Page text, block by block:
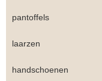
pantoffels
laarzen
handschoenen